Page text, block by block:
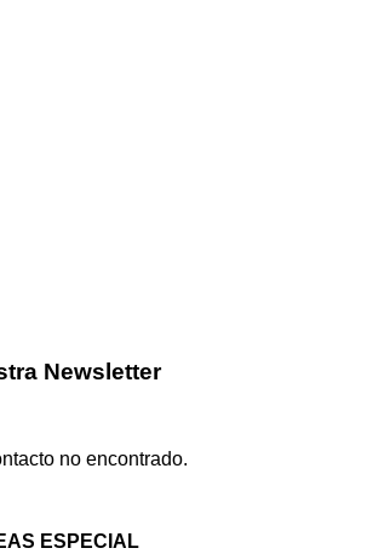
Newsletter
no encontrado.
ESPECIAL